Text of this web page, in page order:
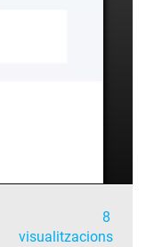
8
visualitzacions